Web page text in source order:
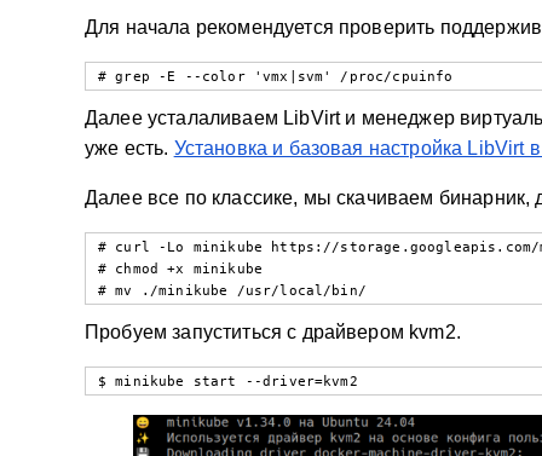
Для начала рекомендуется проверить
# grep -E --color 'vmx|svm' /proc/cpuinfo
Далее усталаливаем LibVirt и менеджер
уже есть. Установка и базовая настройка LibVirt
Далее все по классике, мы скачиваем
# curl -Lo minikube https://
# chmod +x minikube
# mv ./minikube /usr/local/bin/
Пробуем запуститься с драйвером kvm2.
$ minikube start --driver=kvm2